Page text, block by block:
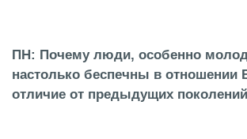
ПН: Почему люди, особенно
настолько беспечны в отношении
отличие от предыдущих